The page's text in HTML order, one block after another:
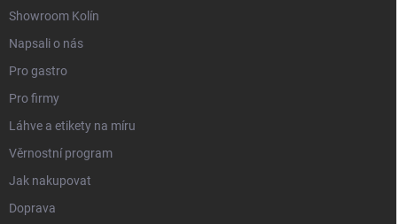
Showroom Kolín
Napsali o nás
Pro gastro
Pro firmy
Láhve a etikety na míru
Věrnostní program
Jak nakupovat
Doprava